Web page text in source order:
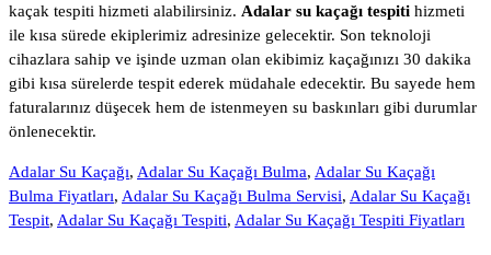
kaçak tespiti hizmeti alabilirsiniz. Adalar su kaçağı tespiti hizmeti
ile kısa sürede ekiplerimiz adresinize gelecektir. Son teknoloji
cihazlara sahip ve işinde uzman olan ekibimiz kaçağınızı 30 dakika
gibi kısa sürelerde tespit ederek müdahale edecektir. Bu sayede hem
faturalarınız düşecek hem de istenmeyen su baskınları gibi durumlar
önlenecektir.
Adalar Su Kaçağı, Adalar Su Kaçağı Bulma, Adalar Su Kaçağı
Bulma Fiyatları, Adalar Su Kaçağı Bulma Servisi, Adalar Su Kaçağı
Tespit, Adalar Su Kaçağı Tespiti, Adalar Su Kaçağı Tespiti Fiyatları